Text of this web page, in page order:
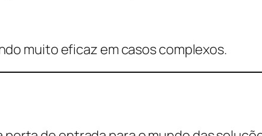
muito eficaz em casos complexos.